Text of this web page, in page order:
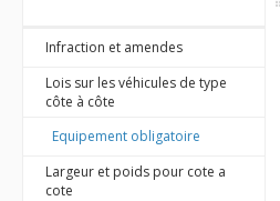
Infraction et amendes
Lois sur les véhicules de type
côte à côte
Equipement obligatoire
Largeur et poids pour cote a
cote